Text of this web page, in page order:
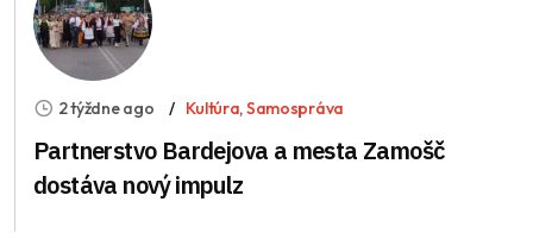
2 týždne ago Kultúra,Samospráva
Partnerstvo Bardejova a mesta Zamošč
dostáva nový impulz